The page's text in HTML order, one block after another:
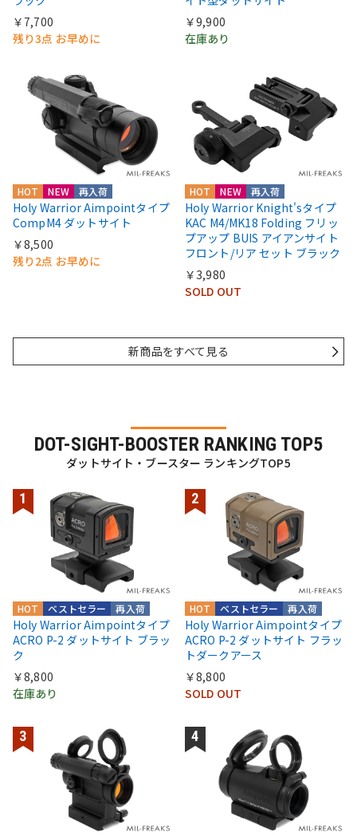
￥7,700
残り3点 お早めに
￥9,900
在庫あり
HOT NEW 再入荷
Holy Warrior Aimpointタイプ
CompM4 ダットサイト
￥8,500
残り2点 お早めに
HOT NEW 再入荷
Holy Warrior Knight'sタイプ
KAC M4/MK18 Folding フリッ
プアップ BUIS アイアンサイト
フロント/リア セット ブラック
￥3,980
SOLD OUT
新商品をすべて見る
DOT-SIGHT-BOOSTER RANKING TOP5
ダットサイト・ブースター ランキングTOP5
再入荷
ベストセラー
HOT
Holy Warrior Aimpointタイプ
ACRO P-2 ダットサイト ブラッ
ク
￥8,800
在庫あり
再入荷
ベストセラー
HOT
Holy Warrior Aimpointタイプ
ACRO P-2 ダットサイト フラッ
トダークアース
￥8,800
SOLD OUT